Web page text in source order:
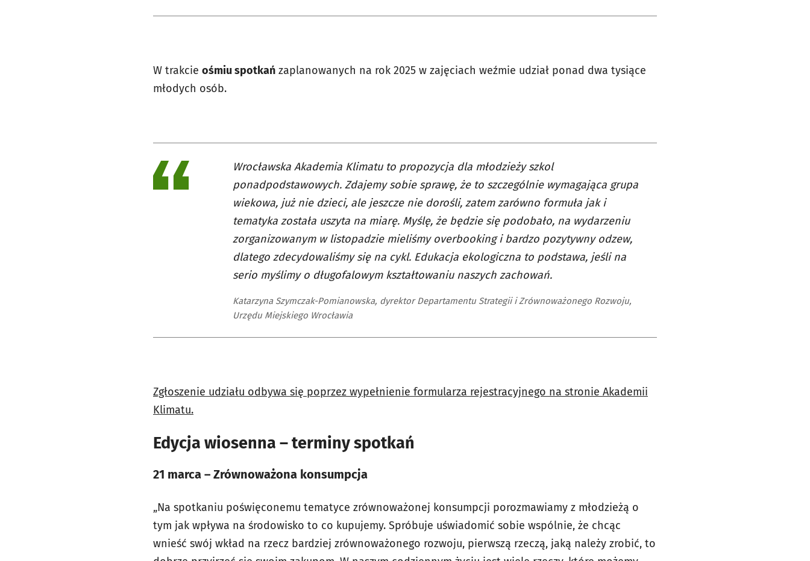
W trakcie ośmiu spotkań zaplanowanych na rok 2025 w zajęciach weźmie udział ponad dwa tysiące
młodych osób.
Wrocławska Akademia Klimatu to propozycja dla młodzieży szkol
ponadpodstawowych. Zdajemy sobie sprawę, że to szczególnie wymagająca grupa
wiekowa, już nie dzieci, ale jeszcze nie dorośli, zatem zarówno formuła jak i
tematyka została uszyta na miarę. Myślę, że będzie się podobało, na wydarzeniu
zorganizowanym w listopadzie mieliśmy overbooking i bardzo pozytywny odzew,
dlatego zdecydowaliśmy się na cykl. Edukacja ekologiczna to podstawa, jeśli na
serio myślimy o długofalowym kształtowaniu naszych zachowań.
Katarzyna Szymczak-Pomianowska, dyrektor Departamentu Strategii i Zrównoważonego Rozwoju,
Urzędu Miejskiego Wrocławia
Zgłoszenie udziału odbywa się poprzez wypełnienie formularza rejestracyjnego na stronie Akademii
Klimatu.
Edycja wiosenna – terminy spotkań
21 marca – Zrównoważona konsumpcja
„Na spotkaniu poświęconemu tematyce zrównoważonej konsumpcji porozmawiamy z młodzieżą o
tym jak wpływa na środowisko to co kupujemy. Spróbuje uświadomić sobie wspólnie, że chcąc
wnieść swój wkład na rzecz bardziej zrównoważonego rozwoju, pierwszą rzeczą, jaką należy zrobić, to